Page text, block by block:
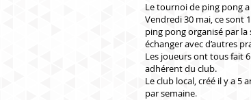
Le tournoi de ping pong
Vendredi 30 mai, ce sont
ping pong organisé par
échanger avec d’autres
Les joueurs ont tous fait
adhérent du club.
Le club local, créé il y a 5
par semaine.